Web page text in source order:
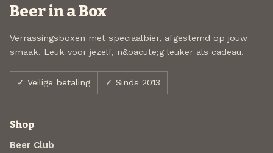
Beer in a Box
Verrassingsboxen met speciaalbier, afgestemd op jouw
smaak. Leuk voor jezelf, n&oacute;g leuker als cadeau.
✓ Veilige betaling ✓ Sinds 2013
Shop
Beer Club